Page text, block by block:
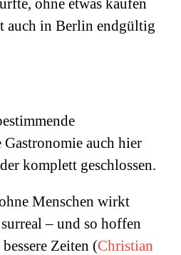
ohne etwas kaufen
auch in Berlin endgültig
auch hier
komplett geschlossen.
Menschen wirkt
– und so hoffen
Zeiten (Christian